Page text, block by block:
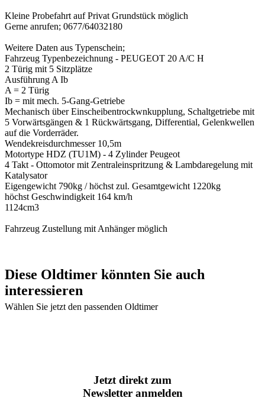
Kleine Probefahrt auf Privat Grundstück möglich
Gerne anrufen; 0677/64032180
Weitere Daten aus Typenschein;
Fahrzeug Typenbezeichnung - PEUGEOT 20 A/C H
2 Türig mit 5 Sitzplätze
Ausführung A Ib
A = 2 Türig
Ib = mit mech. 5-Gang-Getriebe
Mechanisch über Einscheibentrockwnkupplung, Schaltgetriebe mit
5 Vorwärtsgängen & 1 Rückwärtsgang, Differential, Gelenkwellen
auf die Vorderräder.
Wendekreisdurchmesser 10,5m
Motortype HDZ (TU1M) - 4 Zylinder Peugeot
4 Takt - Ottomotor mit Zentraleinspritzung & Lambdaregelung mit
Katalysator
Eigengewicht 790kg / höchst zul. Gesamtgewicht 1220kg
höchst Geschwindigkeit 164 km/h
1124cm3
Fahrzeug Zustellung mit Anhänger möglich
Diese Oldtimer könnten Sie auch
interessieren
Wählen Sie jetzt den passenden Oldtimer
Jetzt direkt zum
Newsletter anmelden